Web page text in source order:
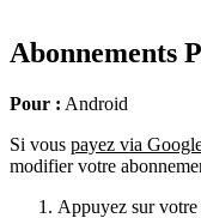
Abonnements
Pour : Android
Si vous payez via
modifier votre
Appuyez sur